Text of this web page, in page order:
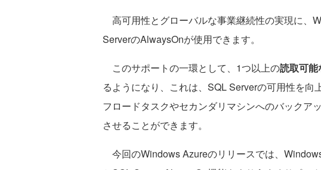
高可用性とグローバルな事業継続性の実現に、
ServerのAlwaysOnが使用できます。
このサポートの一環として、1つ以上の読取可能
るようになり、これは、SQL Serverの可用性を
フロードタスクやセカンダリマシンへのバックア
させることができます。
今回のWindows Azureのリリースでは、